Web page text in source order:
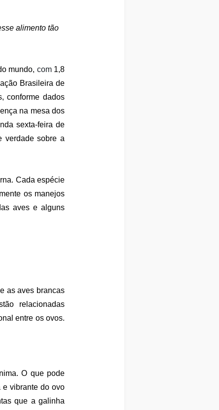
alimento tão
mundo, com1,8
Brasileira de
conforme dados
na mesa dos
sexta-feira de
verdade sobre a
Cada espécie
os manejos
aves e alguns
as aves brancas
relacionadas
entre os ovos.
O que pode
e vibrante do ovo
que a galinha